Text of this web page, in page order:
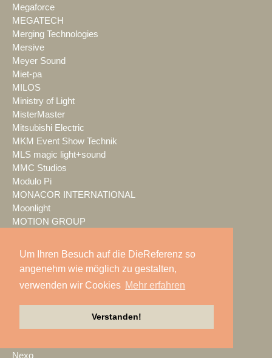
Um Ihren Besuch auf die DieReferenz so
angenehm wie möglich zu gestalten,
verwenden wir Cookies Mehr erfahren
Verstanden!
Megaforce
MEGATECH
Merging Technologies
Mersive
Meyer Sound
Miet-pa
MILOS
Ministry of Light
MisterMaster
Mitsubishi Electric
MKM Event Show Technik
MLS magic light+sound
MMC Studios
Modulo Pi
MONACOR INTERNATIONAL
Moonlight
MOTION GROUP
msm studio group
music & light design
MUTEC
Neumann&Müller
Nexo